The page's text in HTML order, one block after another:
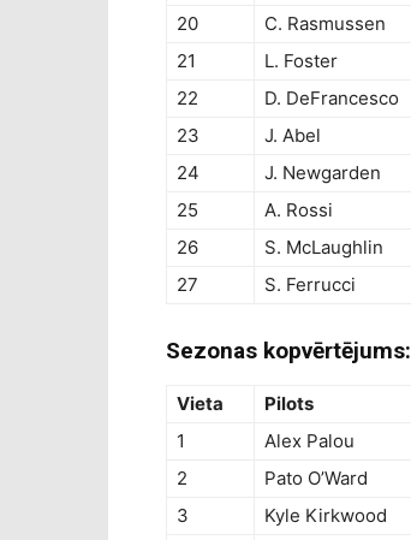
20
C. Rasmussen
21
L. Foster
22
D. DeFrancesco
23
J. Abel
24
J. Newgarden
25
A. Rossi
26
S. McLaughlin
27
S. Ferrucci
Sezonas kopvērtējums:
Vieta Pilots
1
Alex Palou
2
Pato O’Ward
3
Kyle Kirkwood